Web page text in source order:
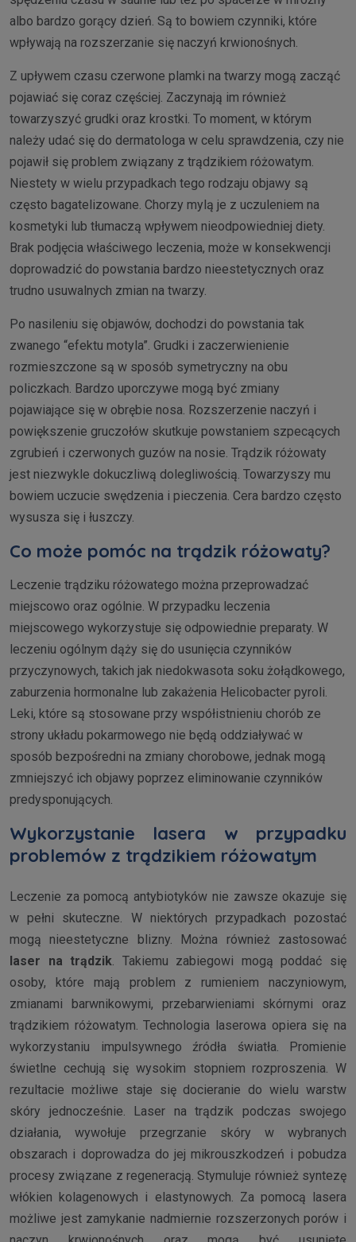
albo bardzo gorący dzień. Są to bowiem czynniki, które
wpływają na rozszerzanie się naczyń krwionośnych.
Z upływem czasu czerwone plamki na twarzy mogą zacząć
pojawiać się coraz częściej. Zaczynają im również
towarzyszyć grudki oraz krostki. To moment, w którym
należy udać się do dermatologa w celu sprawdzenia, czy nie
pojawił się problem związany z trądzikiem różowatym.
Niestety w wielu przypadkach tego rodzaju objawy są
często bagatelizowane. Chorzy mylą je z uczuleniem na
kosmetyki lub tłumaczą wpływem nieodpowiedniej diety.
Brak podjęcia właściwego leczenia, może w konsekwencji
doprowadzić do powstania bardzo nieestetycznych oraz
trudno usuwalnych zmian na twarzy.
Po nasileniu się objawów, dochodzi do powstania tak
zwanego “efektu motyla”. Grudki i zaczerwienienie
rozmieszczone są w sposób symetryczny na obu
policzkach. Bardzo uporczywe mogą być zmiany
pojawiające się w obrębie nosa. Rozszerzenie naczyń i
powiększenie gruczołów skutkuje powstaniem szpecących
zgrubień i czerwonych guzów na nosie. Trądzik różowaty
jest niezwykle dokuczliwą dolegliwością. Towarzyszy mu
bowiem uczucie swędzenia i pieczenia. Cera bardzo często
wysusza się i łuszczy.
Co może pomóc na trądzik różowaty?
Leczenie trądziku różowatego można przeprowadzać
miejscowo oraz ogólnie. W przypadku leczenia
miejscowego wykorzystuje się odpowiednie preparaty. W
leczeniu ogólnym dąży się do usunięcia czynników
przyczynowych, takich jak niedokwasota soku żołądkowego,
zaburzenia hormonalne lub zakażenia Helicobacter pyroli.
Leki, które są stosowane przy współistnieniu chorób ze
strony układu pokarmowego nie będą oddziaływać w
sposób bezpośredni na zmiany chorobowe, jednak mogą
zmniejszyć ich objawy poprzez eliminowanie czynników
predysponujących.
Wykorzystanie lasera w przypadku
problemów z trądzikiem różowatym
Leczenie za pomocą antybiotyków nie zawsze okazuje się
w pełni skuteczne. W niektórych przypadkach pozostać
mogą nieestetyczne blizny. Można również zastosować
laser na trądzik. Takiemu zabiegowi mogą poddać się
osoby, które mają problem z rumieniem naczyniowym,
zmianami barwnikowymi, przebarwieniami skórnymi oraz
trądzikiem różowatym. Technologia laserowa opiera się na
wykorzystaniu impulsywnego źródła światła. Promienie
świetlne cechują się wysokim stopniem rozproszenia. W
rezultacie możliwe staje się docieranie do wielu warstw
skóry jednocześnie. Laser na trądzik podczas swojego
działania, wywołuje przegrzanie skóry w wybranych
obszarach i doprowadza do jej mikrouszkodzeń i pobudza
procesy związane z regeneracją. Stymuluje również syntezę
włókien kolagenowych i elastynowych. Za pomocą lasera
możliwe jest zamykanie nadmiernie rozszerzonych porów i